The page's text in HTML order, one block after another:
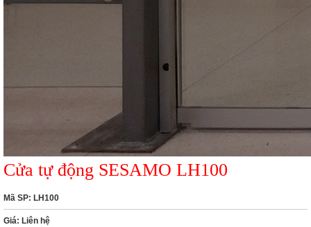
Cửa tự động SESAMO LH100
Mã SP: LH100
Giá: Liên hệ